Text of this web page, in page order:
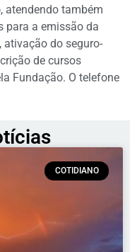
atendendo também
para a emissão da
do seguro-
de cursos
Fundação. O telefone
COTIDIANO